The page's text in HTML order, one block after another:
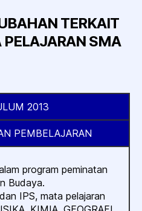
TERKAIT
PELAJARAN SMA
2013
PEMBELAJARAN
program peminatan
Budaya.
IPS, mata pelajaran